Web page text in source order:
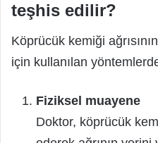
teşhis edilir?
Köprücük kemiği
için kullanılan
Fiziksel muayene
Doktor, köprücük